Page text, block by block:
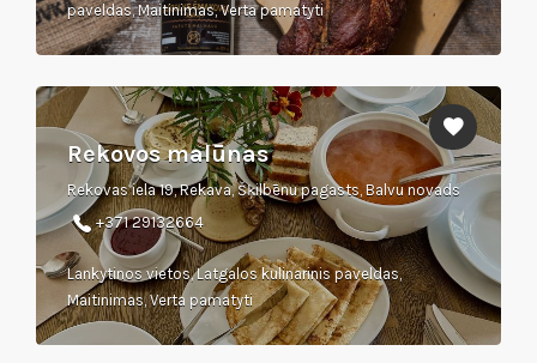
paveldas, Maitinimas, Verta pamatyti
Rekovos malūnas
Rekovas iela 19, Rekava, Šķilbēnu pagasts, Balvu novads
+371 29132664
Lankytinos vietos, Latgalos kulinarinis paveldas,
Maitinimas, Verta pamatyti